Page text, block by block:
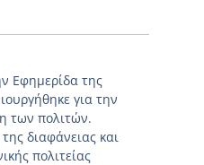
Εφημερίδα της
για την
των πολιτών.
διαφάνειας και
πολιτείας